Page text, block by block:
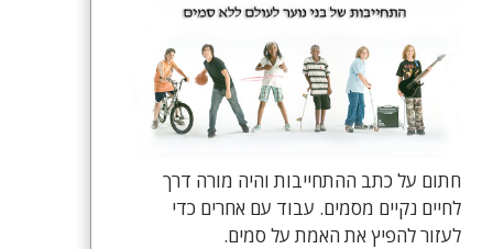
חתום על כתב ההתחייבות והיה מורה דרך
לחיים נקיים מסמים. עבוד עם אחרים כדי
לעזור להפיץ את האמת על סמים.